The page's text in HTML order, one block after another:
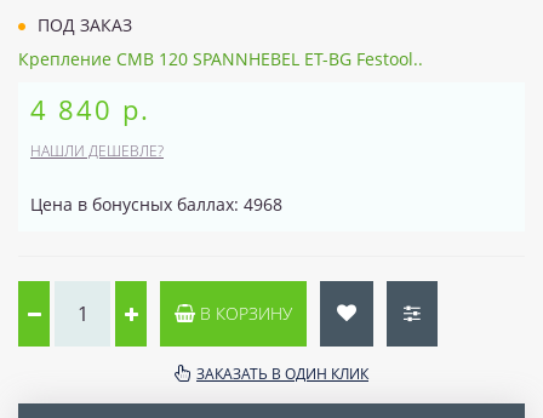
ПОД ЗАКАЗ
Крепление CMB 120 SPANNHEBEL ET-BG Festool..
4 840 р.
НАШЛИ ДЕШЕВЛЕ?
Цена в бонусных баллах: 4968
В КОРЗИНУ
ЗАКАЗАТЬ В ОДИН КЛИК